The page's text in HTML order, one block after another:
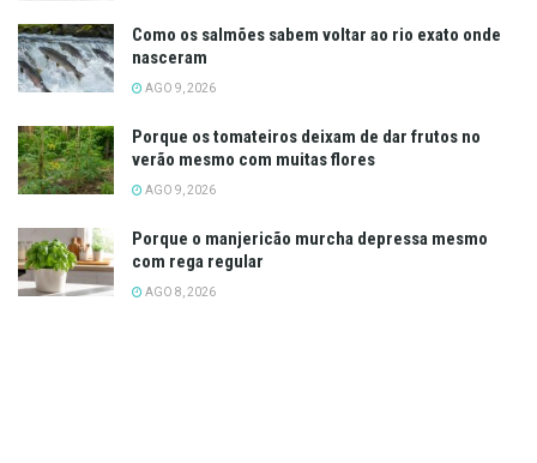
Como os salmões sabem voltar ao rio exato onde
nasceram
AGO 9, 2026
Porque os tomateiros deixam de dar frutos no
verão mesmo com muitas flores
AGO 9, 2026
Porque o manjericão murcha depressa mesmo
com rega regular
AGO 8, 2026